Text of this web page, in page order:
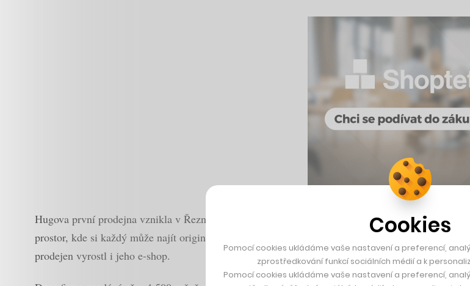
Hugova první prodejna vznikla v Řeznické ulici v Praze. I když nebyl za projektem žádný velký
prostor, kde si každý může najít originální české hračky, knihy nebo oblečení. Hugo se od té
prodejen vyrostl i jeho e-shop.
Cookies
Pomocí cookies ukládáme vaše nastavení a preferencí,
zprostředkování funkcí sociálních médií a k
Pomocí cookies ukládáme vaše nastavení a preferencí,